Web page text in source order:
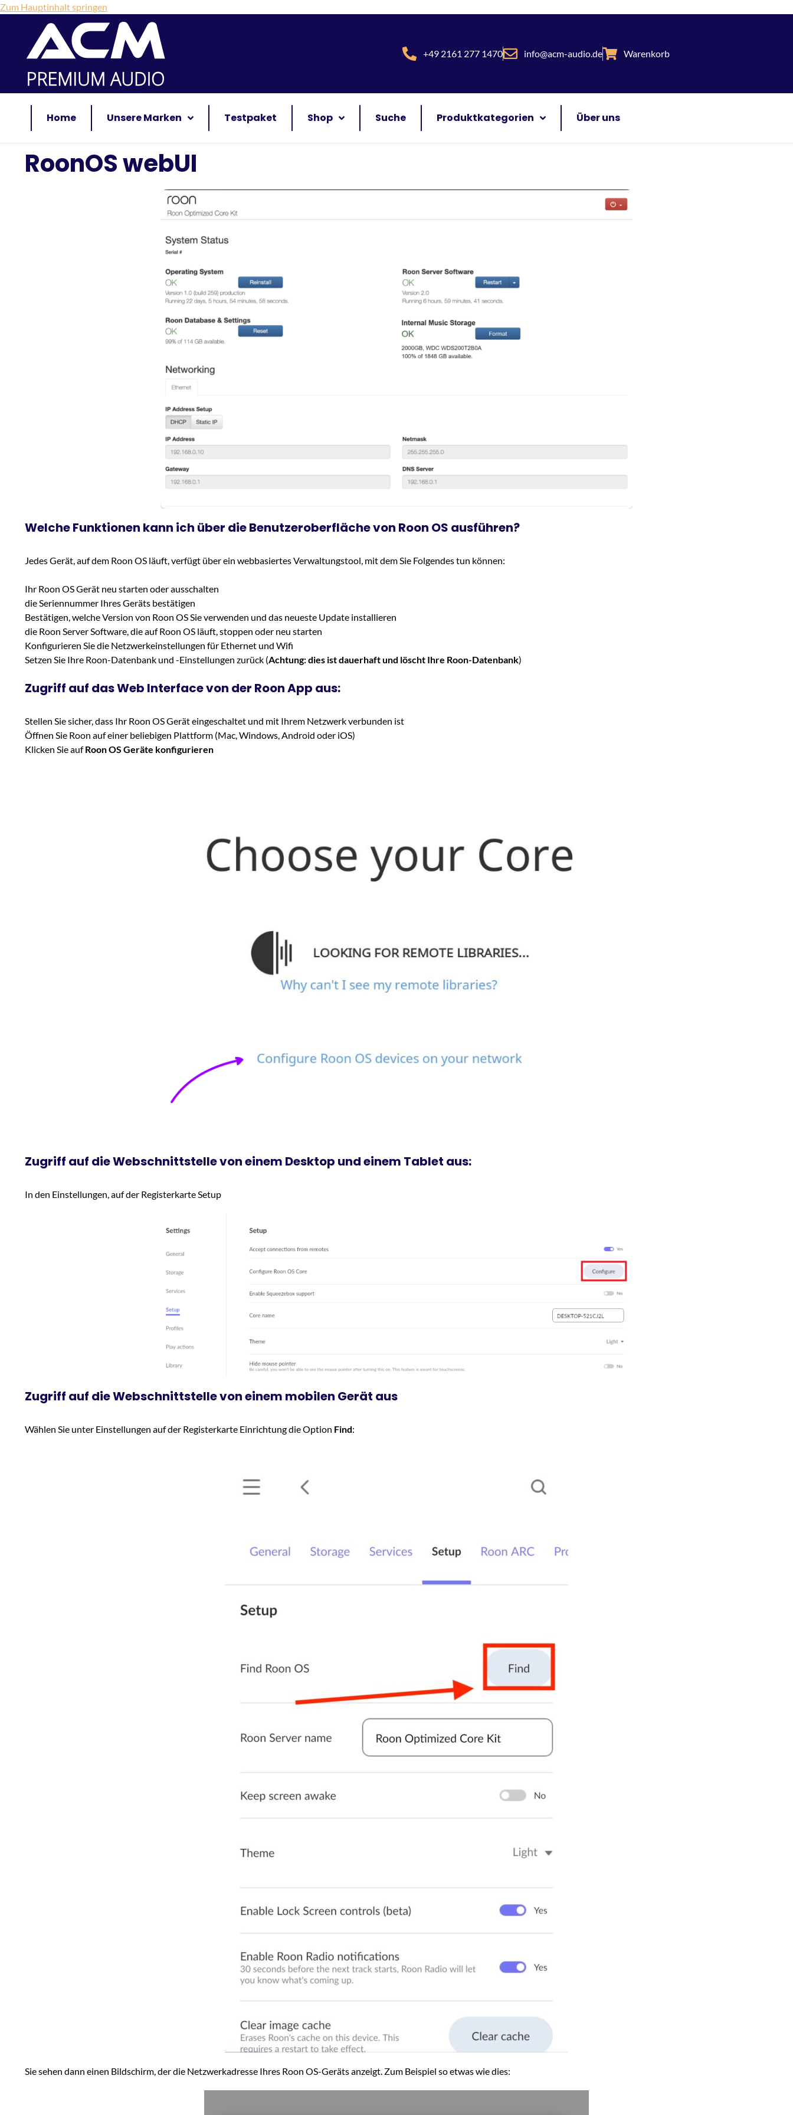
Zum Hauptinhalt springen
+49 2161 277 1470 info@acm-audio.de Warenkorb
Home Unsere Marken Testpaket Shop Suche Produktkategorien Über uns
RoonOS webUI
Welche Funktionen kann ich über die Benutzeroberfläche von Roon OS ausführen?
Jedes Gerät, auf dem Roon OS läuft, verfügt über ein webbasiertes Verwaltungstool, mit dem Sie Folgendes tun können:
Ihr Roon OS Gerät neu starten oder ausschalten
die Seriennummer Ihres Geräts bestätigen
Bestätigen, welche Version von Roon OS Sie verwenden und das neueste Update installieren
die Roon Server Software, die auf Roon OS läuft, stoppen oder neu starten
Konfigurieren Sie die Netzwerkeinstellungen für Ethernet und Wifi
Setzen Sie Ihre Roon-Datenbank und -Einstellungen zurück (Achtung: dies ist dauerhaft und löscht Ihre Roon-Datenbank)
Zugriff auf das Web Interface von der Roon App aus:
Stellen Sie sicher, dass Ihr Roon OS Gerät eingeschaltet und mit Ihrem Netzwerk verbunden ist
Öffnen Sie Roon auf einer beliebigen Plattform (Mac, Windows, Android oder iOS)
Klicken Sie aufRoon OS Geräte konfigurieren
Zugriff auf die Webschnittstelle von einem Desktop und einem Tablet aus:
In den Einstellungen, auf der Registerkarte Setup
Zugriff auf die Webschnittstelle von einem mobilen Gerät aus
Wählen Sie unter Einstellungen auf der Registerkarte Einrichtung die Option Find:
Sie sehen dann einen Bildschirm, der die Netzwerkadresse Ihres Roon OS-Geräts anzeigt. Zum Beispiel so etwas wie dies: